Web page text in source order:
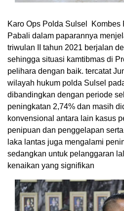
Karo Ops Polda Sulsel Kombes
Pabali dalam paparannya
triwulan II tahun 2021 berjalan
sehingga situasi kamtibmas di
pelihara dengan baik. tercatat
wilayah hukum polda Sulsel
dibandingkan dengan periode
peningkatan 2,74% dan masih
konvensional antara lain kasus
penipuan dan penggelapan
laka lantas juga mengalami
sedangkan untuk pelanggaran
kenaikan yang signifikan